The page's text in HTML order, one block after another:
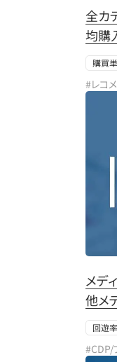
全カ
均購
購買
#レコ
メデ
他メ
回遊
#CDP/